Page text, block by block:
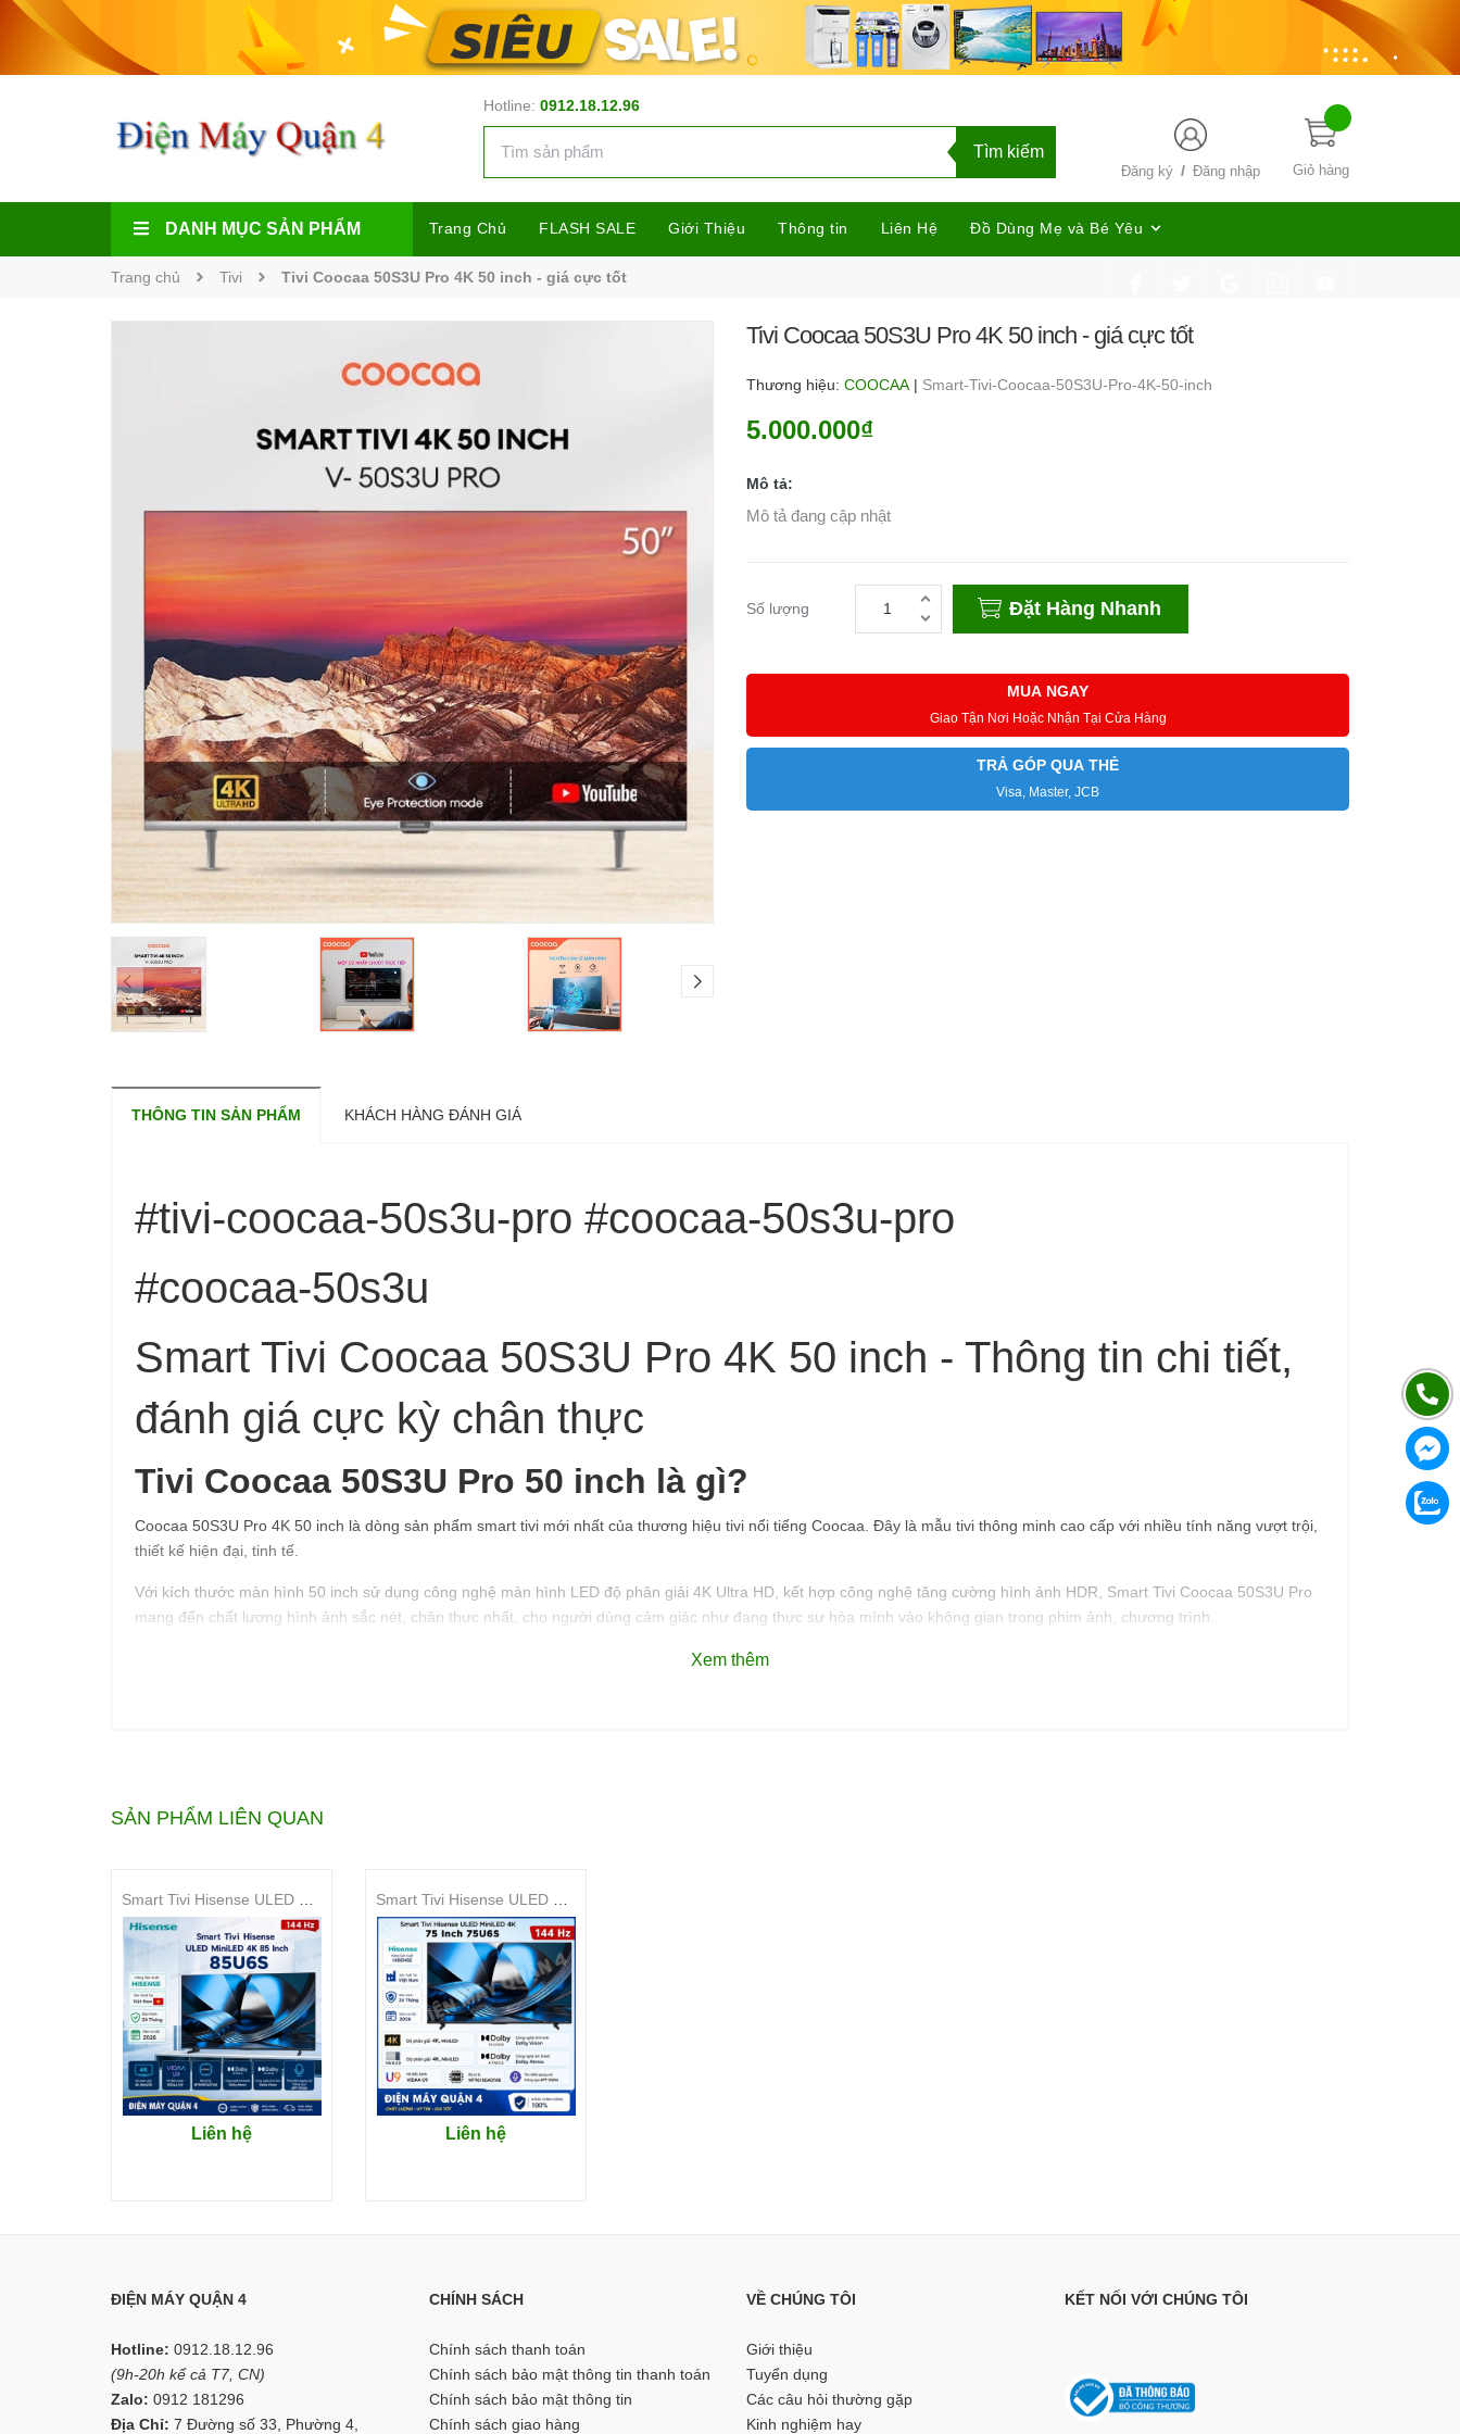
Giỏ hàng
Đăng ký / Đăng nhập
Hotline: 0912.18.12.96
Tìm kiếm
DANH MỤC SẢN PHẨM Trang Chủ FLASH SALE Giới Thiệu Thông tin Liên Hệ Đồ Dùng Mẹ và Bé Yêu
Trang chủ Tivi Tivi Coocaa 50S3U Pro 4K 50 inch - giá cực tốt
Tivi Coocaa 50S3U Pro 4K 50 inch - giá cực tốt
Thương hiệu: COOCAA | Smart-Tivi-Coocaa-50S3U-Pro-4K-50-inch
5.000.000₫
Mô tả:
Mô tả đang cập nhật
Số lượng Đặt Hàng Nhanh
MUA NGAY
Giao Tận Nơi Hoặc Nhận Tại Cửa Hàng
TRẢ GÓP QUA THẺ
Visa, Master, JCB
THÔNG TIN SẢN PHẨM KHÁCH HÀNG ĐÁNH GIÁ
#tivi-coocaa-50s3u-pro #coocaa-50s3u-pro
#coocaa-50s3u
Smart Tivi Coocaa 50S3U Pro 4K 50 inch - Thông tin chi tiết,
đánh giá cực kỳ chân thực
Tivi Coocaa 50S3U Pro 50 inch là gì?
Coocaa 50S3U Pro 4K 50 inch là dòng sản phẩm smart tivi mới nhất của thương hiệu tivi nổi tiếng Coocaa. Đây là mẫu tivi thông minh cao cấp với nhiều tính năng vượt trội,
thiết kế hiện đại, tinh tế.
Với kích thước màn hình 50 inch sử dụng công nghệ màn hình LED độ phân giải 4K Ultra HD, kết hợp công nghệ tăng cường hình ảnh HDR, Smart Tivi Coocaa 50S3U Pro
mang đến chất lượng hình ảnh sắc nét, chân thực nhất, cho người dùng cảm giác như đang thực sự hòa mình vào không gian trong phim ảnh, chương trình.
Ngoài ra, tivi thông minh Coocaa còn được trang bị hệ điều hành Android, các kết nối không dây hiện đại cùng loa âm thanh vòm Dolby giúp mang đến trải nghiệm giải trí
Xem thêm
SẢN PHẨM LIÊN QUAN
Liên hệ Liên hệ
ĐIỆN MÁY QUẬN 4
Hotline: 0912.18.12.96
(9h-20h kể cả T7, CN)
Zalo: 0912 181296
Địa Chỉ: 7 Đường số 33, Phường 4,
CHÍNH SÁCH
Chính sách thanh toán
Chính sách bảo mật thông tin thanh toán
Chính sách bảo mật thông tin
Chính sách giao hàng
VỀ CHÚNG TÔI
Giới thiệu
Tuyển dụng
Các câu hỏi thường gặp
Kinh nghiệm hay
KẾT NỐI VỚI CHÚNG TÔI